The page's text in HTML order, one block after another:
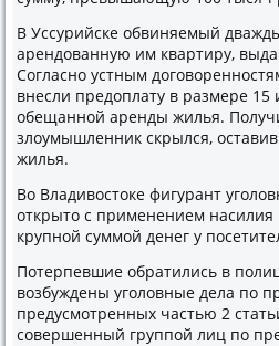
В Уссурийске обвиняемый
арендованную им квартиру,
Согласно устным
внесли предоплату в размере 15
обещанной аренды жилья.
злоумышленник скрылся,
жилья.
Во Владивостоке фигурант
открыто с применением насилия
крупной суммой денег у
Потерпевшие обратились в
возбуждены уголовные дела по
предусмотренных частью 2
совершенный группой лиц по